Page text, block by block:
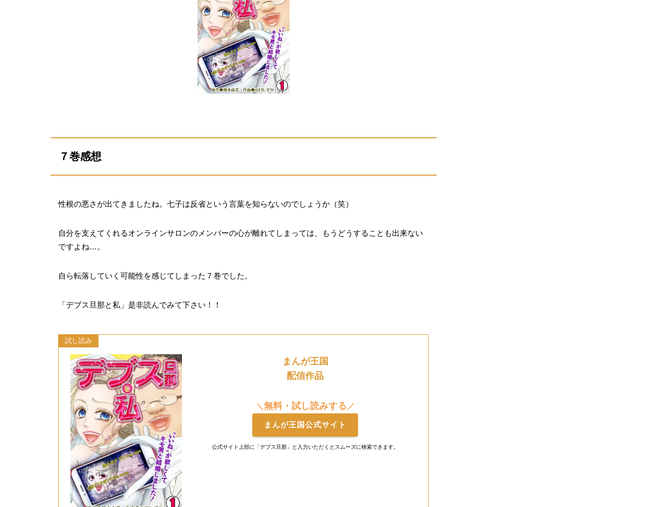
７巻感想
性根の悪さが出てきましたね。七子は反省という言葉を知らないのでしょうか（笑）
自分を支えてくれるオンラインサロンのメンバーの心が離れてしまっては、もうどうすることも出来ない
ですよね…。
自ら転落していく可能性を感じてしまった７巻でした。
「デブス旦那と私」是非読んでみて下さい！！
試し読み
まんが王国
配信作品
＼ 無料・試し読みする ／
まんが王国公式サイト
公式サイト上部に「デブス旦那」と入力いただくとスムーズに検索できます。